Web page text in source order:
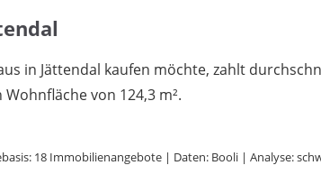
in Jättendal kaufen möchte, zahlt
von 124,3 m².
18 Immobilienangebote | Daten: Booli | Analyse: